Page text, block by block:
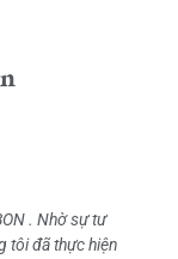
. Nhờ sự tư
tôi đã thực hiện